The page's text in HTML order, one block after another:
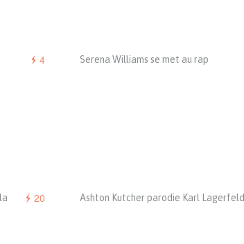
4 Serena Williams se met au rap
20 Ashton Kutcher parodie Karl Lagerfeld